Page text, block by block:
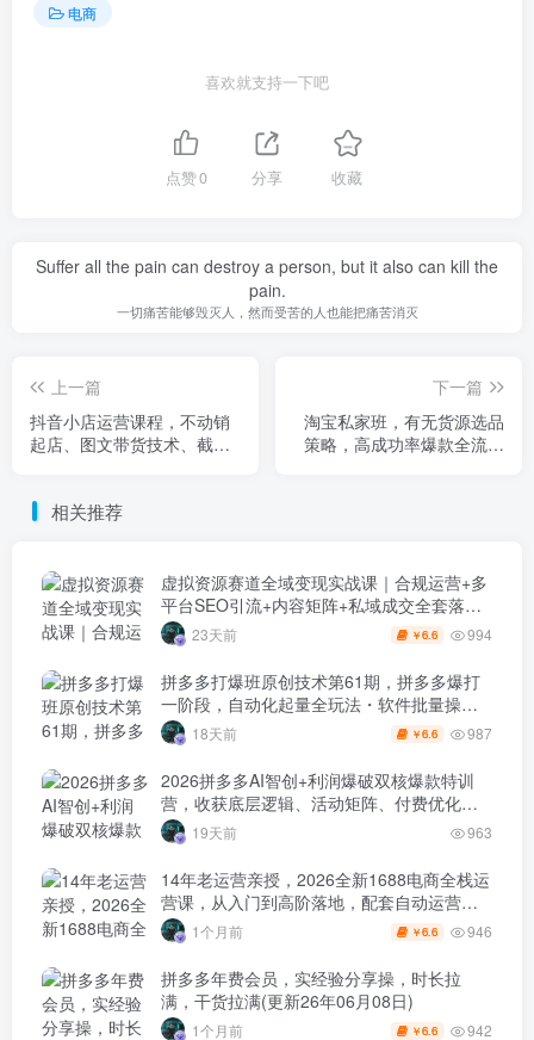
电商
喜欢就支持一下吧
点赞0 分享 收藏
Suffer all the pain can destroy a person, but it also can kill the
pain.
一切痛苦能够毁灭人，然而受苦的人也能把痛苦消灭
上一篇
抖音小店运营课程，不动销
起店、图文带货技术、截流
下一篇
淘宝私家班，有无货源选品
策略，高成功率爆款全流程
相关推荐
虚拟资源赛道全域变现实战课｜合规运营+多
平台SEO引流+内容矩阵+私域成交全套落地
玩法23天前 ￥6.6 994
拼多多打爆班原创技术第61期，拼多多爆打
一阶段，自动化起量全玩法・软件批量操
作・投产优化・大促矩阵实战课
18天前 ￥6.6 987
2026拼多多AI智创+利润爆破双核爆款特训
营，收获底层逻辑、活动矩阵、付费优化、
0-1打爆SOP
19天前 963
14年老运营亲授，2026全新1688电商全栈运
营课，从入门到高阶落地，配套自动运营表
+工具包+直播诊断等
1个月前 ￥6.6 946
拼多多年费会员，实经验分享操，时长拉
满，干货拉满(更新26年06月08日)
1个月前 ￥6.6 942